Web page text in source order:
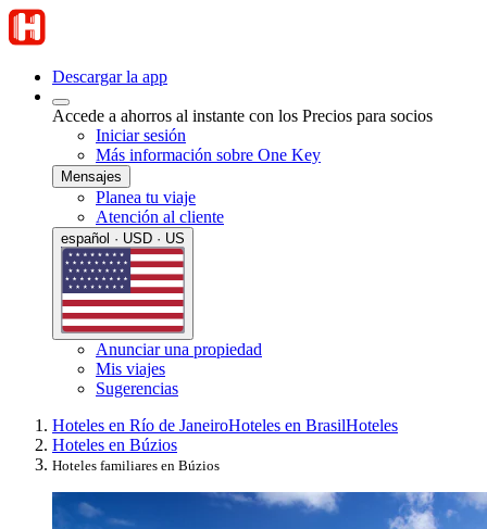
Descargar la app
Accede a ahorros al instante con los Precios para socios
Iniciar sesión
Más información sobre One Key
Mensajes
Planea tu viaje
Atención al cliente
español · USD · US
Anunciar una propiedad
Mis viajes
Sugerencias
Hoteles en Río de JaneiroHoteles en BrasilHoteles
Hoteles en Búzios
Hoteles familiares en Búzios